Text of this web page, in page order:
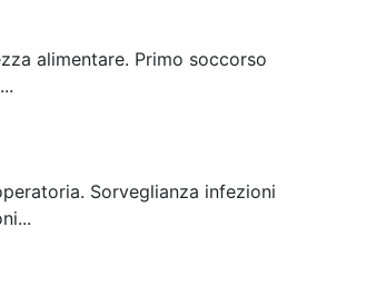
alimentare. Primo soccorso
Sorveglianza infezioni